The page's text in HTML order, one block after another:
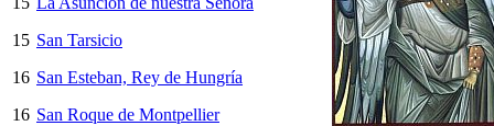
15 San Tarsicio
16 San Esteban, Rey de Hungría
16 San Roque de Montpellier